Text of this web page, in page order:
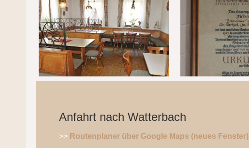
Anfahrt nach Watterbach
>> Routenplaner über Google Maps (neues Fenster)